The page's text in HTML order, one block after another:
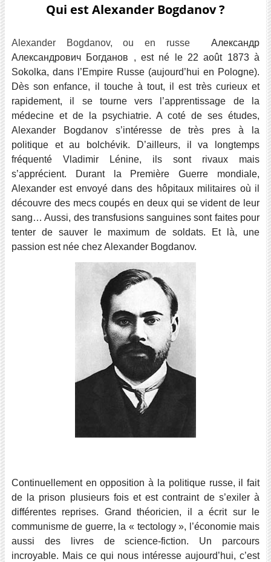
Qui est Alexander Bogdanov ?
Alexander Bogdanov, ou en russe
Александр
Александрович Богданов , est né le 22 août 1873 à
Sokolka, dans l’Empire Russe (aujourd’hui en Pologne).
Dès son enfance, il touche à tout, il est très curieux et
rapidement, il se tourne vers l’apprentissage de la
médecine et de la psychiatrie. A coté de ses études,
Alexander Bogdanov s’intéresse de très pres à la
politique et au bolchévik. D’ailleurs, il va longtemps
fréquenté Vladimir Lénine, ils sont rivaux mais
s’apprécient. Durant la Première Guerre mondiale,
Alexander est envoyé dans des hôpitaux militaires où il
découvre des mecs coupés en deux qui se vident de leur
sang… Aussi, des transfusions sanguines sont faites pour
tenter de sauver le maximum de soldats. Et là, une
passion est née chez Alexander Bogdanov.
Continuellement en opposition à la politique russe, il fait
de la prison plusieurs fois et est contraint de s’exiler à
différentes reprises. Grand théoricien, il a écrit sur le
communisme de guerre, la « tectology », l’économie mais
aussi des livres de science-fiction. Un parcours
incroyable. Mais ce qui nous intéresse aujourd’hui, c’est